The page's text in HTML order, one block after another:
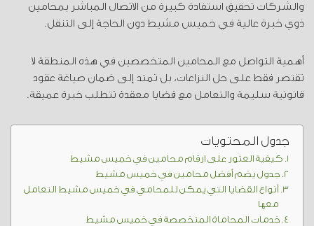
والشركات تحقيق استفادة كبيرة من الاتصال المباشر بمحامين
ذوي خبرة عالية في خميس مشيط دون الحاجة إلى التنقل.
أهمية التواصل مع المحامين المتخصصين في هذه المنطقة لا
تقتصر فقط على حل النزاعات، بل تمتد إلى ضمان صياغة عقود
قانونية سليمة والتعامل مع قضايا معقدة تتطلب خبرة عميقة.
جدول المحتويات
كيفية العثور على ارقام محامين في خميس مشيط
جدول يضم أفضل محامين في خميس مشيط
أنواع القضايا التي يمكن للمحامي في خميس مشيط التعامل
معها
خدمات المحاماة المتخصصة في خميس مشيط